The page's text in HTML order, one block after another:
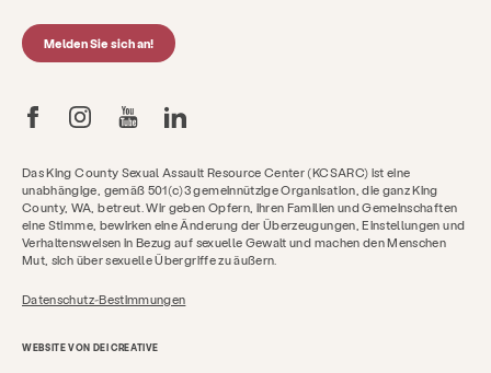
Das King County Sexual Assault Resource Center (KCSARC) ist eine
unabhängige, gemäß 501(c)3 gemeinnützige Organisation, die ganz King
County, WA, betreut. Wir geben Opfern, ihren Familien und Gemeinschaften
eine Stimme, bewirken eine Änderung der Überzeugungen, Einstellungen und
Verhaltensweisen in Bezug auf sexuelle Gewalt und machen den Menschen
Mut, sich über sexuelle Übergriffe zu äußern.
Datenschutz-Bestimmungen
WEBSITE VON DEI CREATIVE
Melden Sie sich an!